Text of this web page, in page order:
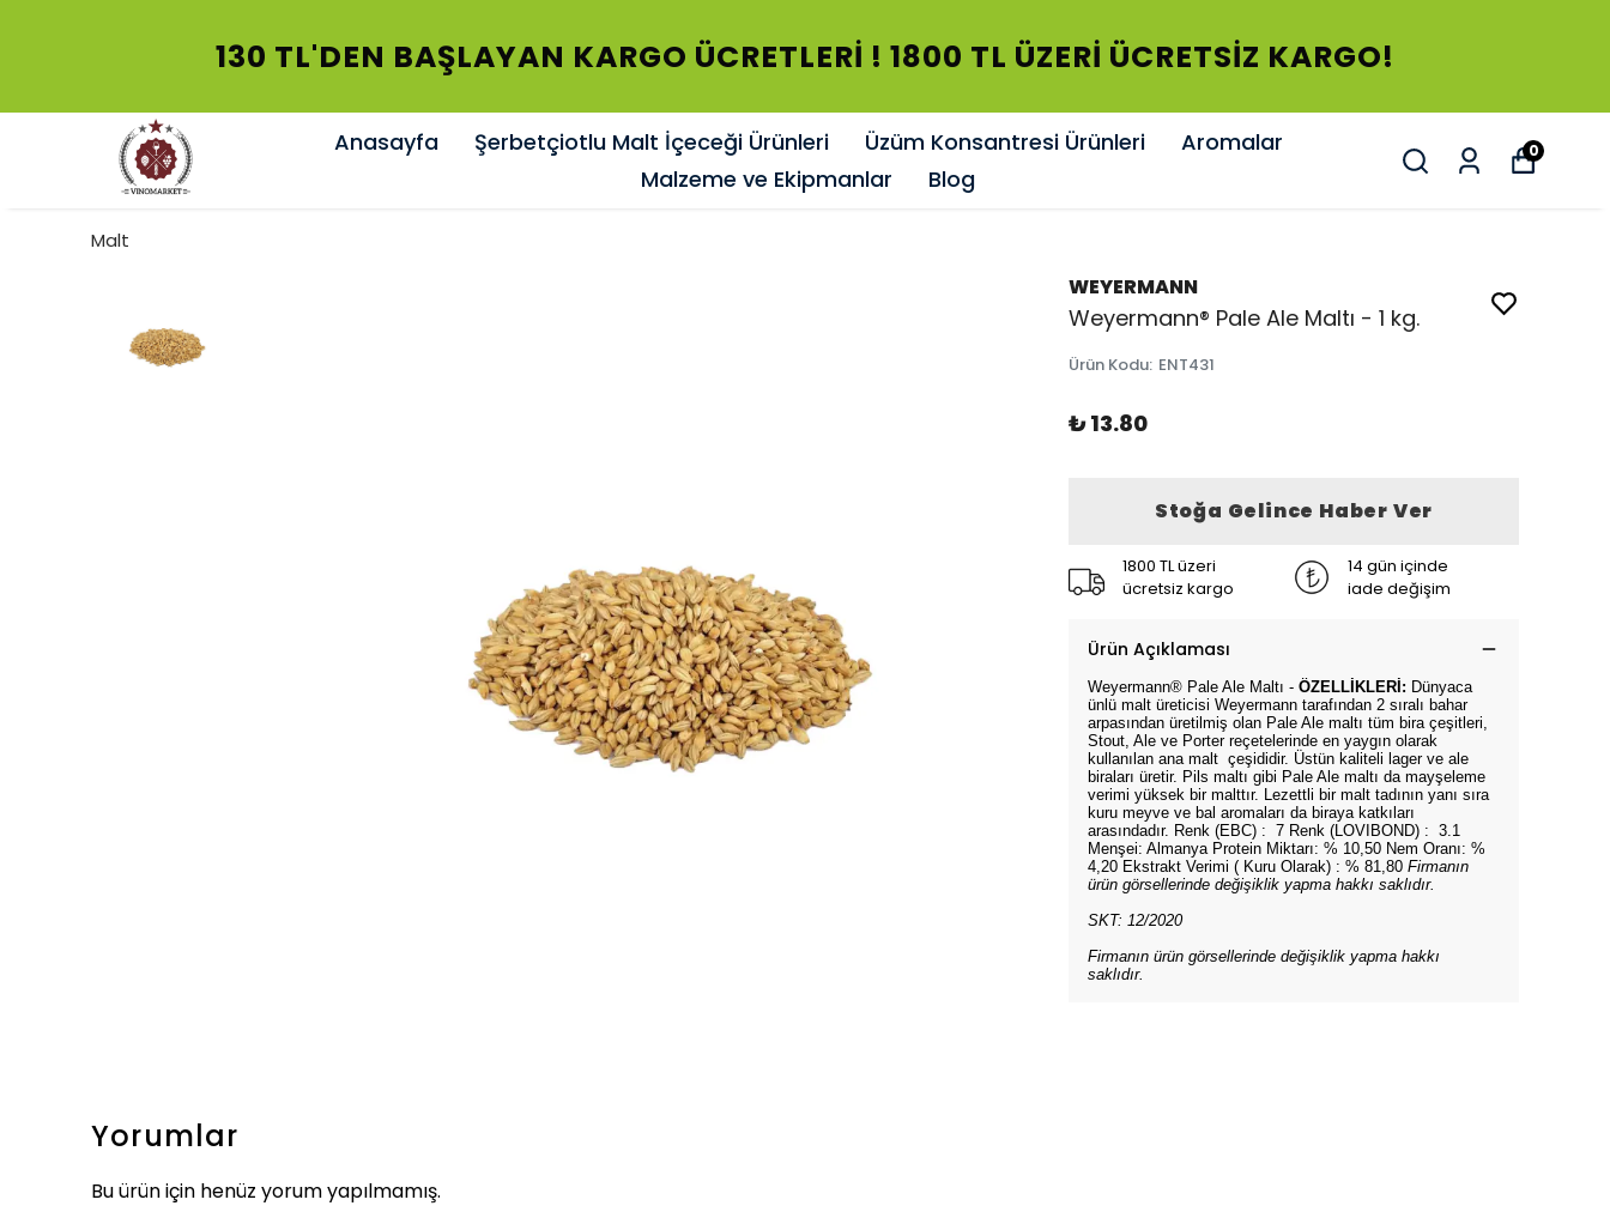
130 TL'DEN BAŞLAYAN KARGO ÜCRETLERİ ! 1800 TL ÜZERİ ÜCRETSİZ KARGO!
Anasayfa Şerbetçiotlu Malt İçeceği Ürünleri Üzüm Konsantresi Ürünleri
Aromalar
Malzeme ve Ekipmanlar
Blog
0
Malt
WEYERMANN
Weyermann® Pale Ale Maltı - 1 kg.
Ürün Kodu: ENT431
₺ 13.80
Stoğa Gelince Haber Ver
1800 TL üzeri
ücretsiz kargo
14 gün içinde
iade değişim
Ürün Açıklaması
Weyermann® Pale Ale Maltı - ÖZELLİKLERİ: Dünyaca
ünlü malt üreticisi Weyermann tarafından 2 sıralı bahar
arpasından üretilmiş olan Pale Ale maltı tüm bira çeşitleri,
Stout, Ale ve Porter reçetelerinde en yaygın olarak
kullanılan ana malt çeşididir. Üstün kaliteli lager ve ale
biraları üretir. Pils maltı gibi Pale Ale maltı da mayşeleme
verimi yüksek bir malttır. Lezettli bir malt tadının yanı sıra
kuru meyve ve bal aromaları da biraya katkıları
arasındadır. Renk (EBC) : 7 Renk (LOVIBOND) : 3.1
Menşei: Almanya Protein Miktarı: % 10,50 Nem Oranı: %
4,20 Ekstrakt Verimi ( Kuru Olarak) : % 81,80 Firmanın
ürün görsellerinde değişiklik yapma hakkı saklıdır.
SKT: 12/2020
Firmanın ürün görsellerinde değişiklik yapma hakkı
saklıdır.
Yorumlar
Bu ürün için henüz yorum yapılmamış.